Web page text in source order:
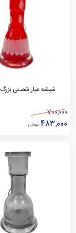
شیشه عیار شصتی بزرگ۱۰۰۳۰۸۵
700,000
483,000 تومان